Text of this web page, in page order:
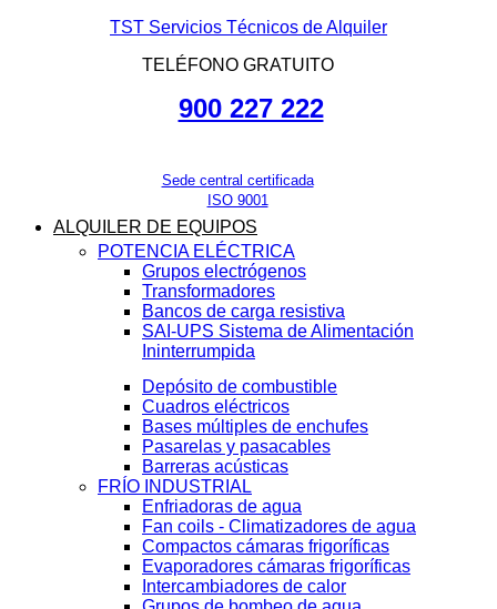
TST Servicios Técnicos de Alquiler
TELÉFONO GRATUITO
900 227 222
Sede central certificada
ISO 9001
ALQUILER DE EQUIPOS
POTENCIA ELÉCTRICA
Grupos electrógenos
Transformadores
Bancos de carga resistiva
SAI-UPS Sistema de Alimentación
Ininterrumpida
Depósito de combustible
Cuadros eléctricos
Bases múltiples de enchufes
Pasarelas y pasacables
Barreras acústicas
FRÍO INDUSTRIAL
Enfriadoras de agua
Fan coils - Climatizadores de agua
Compactos cámaras frigoríficas
Evaporadores cámaras frigoríficas
Intercambiadores de calor